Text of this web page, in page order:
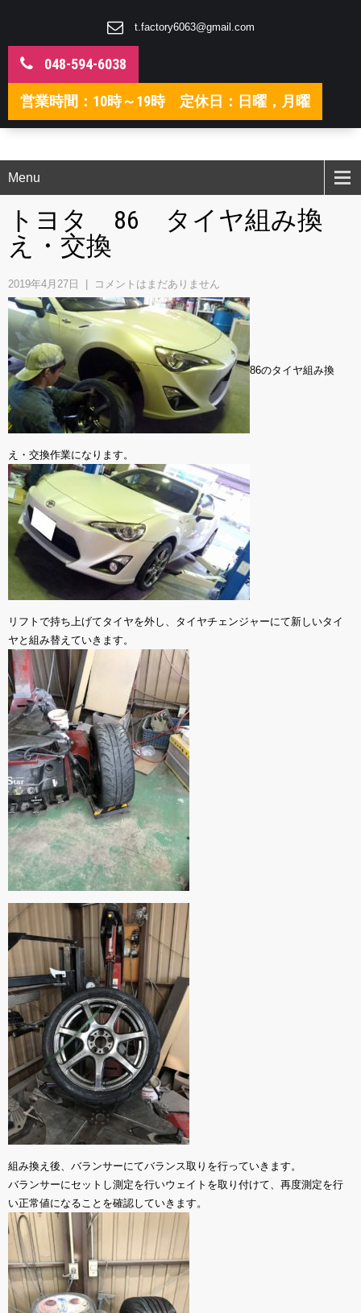
t.factory6063@gmail.com
048-594-6038
営業時間：10時～19時 定休日：日曜，月曜
Menu
トヨタ 86 タイヤ組み換
え・交換
2019年4月27日 コメントはまだありません
86のタイヤ組み換
え・交換作業になります。
リフトで持ち上げてタイヤを外し、タイヤチェンジャーにて新しいタイ
ヤと組み替えていきます。
組み換え後、バランサーにてバランス取りを行っていきます。
バランサーにセットし測定を行いウェイトを取り付けて、再度測定を行
い正常値になることを確認していきます。